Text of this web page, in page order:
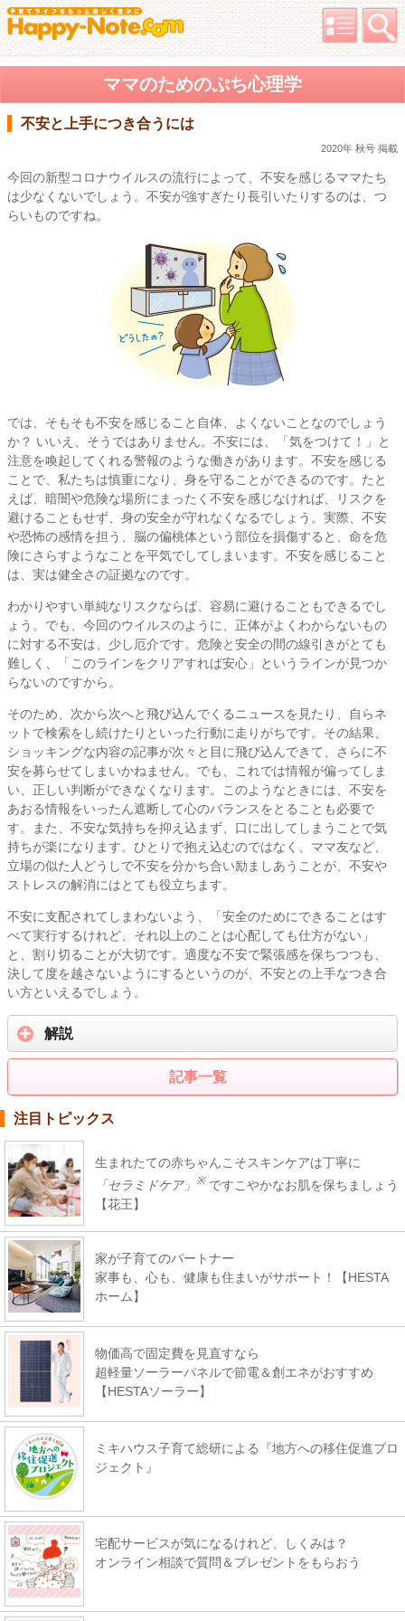
ママのためのぷち心理学
不安と上手につき合うには
2020年 秋号 掲載
今回の新型コロナウイルスの流行によって、不安を感じるママたち
は少なくないでしょう。不安が強すぎたり長引いたりするのは、つ
らいものですね。
では、そもそも不安を感じること自体、よくないことなのでしょう
か？ いいえ、そうではありません。不安には、「気をつけて！」と
注意を喚起してくれる警報のような働きがあります。不安を感じる
ことで、私たちは慎重になり、身を守ることができるのです。たと
えば、暗闇や危険な場所にまったく不安を感じなければ、リスクを
避けることもせず、身の安全が守れなくなるでしょう。実際、不安
や恐怖の感情を担う、脳の偏桃体という部位を損傷すると、命を危
険にさらすようなことを平気でしてしまいます。不安を感じること
は、実は健全さの証拠なのです。
わかりやすい単純なリスクならば、容易に避けることもできるでし
ょう。でも、今回のウイルスのように、正体がよくわからないもの
に対する不安は、少し厄介です。危険と安全の間の線引きがとても
難しく、「このラインをクリアすれば安心」というラインが見つか
らないのですから。
そのため、次から次へと飛び込んでくるニュースを見たり、自らネ
ットで検索をし続けたりといった行動に走りがちです。その結果、
ショッキングな内容の記事が次々と目に飛び込んできて、さらに不
安を募らせてしまいかねません。でも、これでは情報が偏ってしま
い、正しい判断ができなくなります。このようなときには、不安を
あおる情報をいったん遮断して心のバランスをとることも必要で
す。また、不安な気持ちを抑え込まず、口に出してしまうことで気
持ちが楽になります。ひとりで抱え込むのではなく、ママ友など、
立場の似た人どうしで不安を分かち合い励ましあうことが、不安や
ストレスの解消にはとても役立ちます。
不安に支配されてしまわないよう、「安全のためにできることはす
べて実行するけれど、それ以上のことは心配しても仕方がない」
と、割り切ることが大切です。適度な不安で緊張感を保ちつつも、
決して度を越さないようにするというのが、不安との上手なつき合
い方といえるでしょう。
解説
記事一覧
注目トピックス
生まれたての赤ちゃんこそスキンケアは丁寧に
「セラミドケア」
※ ですこやかなお肌を保ちましょう
【花王】
家が子育てのパートナー
家事も、心も、健康も住まいがサポート！【HESTA
ホーム】
物価高で固定費を見直すなら
超軽量ソーラーパネルで節電＆創エネがおすすめ
【HESTAソーラー】
ミキハウス子育て総研による『地方への移住促進プロ
ジェクト』
宅配サービスが気になるけれど、しくみは？
オンライン相談で質問＆プレゼントをもらおう